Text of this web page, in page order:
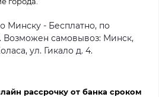
Минску - Бесплатно, по
Возможен самовывоз: Минск,
ул. Гикало д. 4.
рассрочку от банка сроком